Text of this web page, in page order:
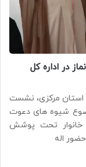
در اداره کل
استان مرکزی، نشست
شیوه های دعوت
خانوار تحت پوشش
اله